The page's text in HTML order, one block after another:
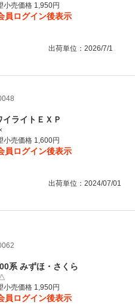
小売価格 1,950円
員ログイン後表示
出荷単位：2026/7/1
ライトＥＸＰ
小売価格 1,600円
員ログイン後表示
出荷単位：2024/07/01
系 みずほ・さくら
小売価格 1,950円
員ログイン後表示